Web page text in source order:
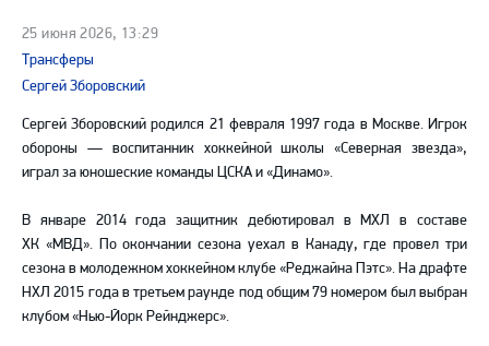
25 июня 2026, 13:29
Трансферы
Сергей Зборовский
Сергей Зборовский родился 21 февраля 1997 года в Москве. Игрок
обороны — воспитанник хоккейной школы «Северная звезда»,
играл за юношеские команды ЦСКА и «Динамо».
В январе 2014 года защитник дебютировал в МХЛ в составе
ХК «МВД». По окончании сезона уехал в Канаду, где провел три
сезона в молодежном хоккейном клубе «Реджайна Пэтс». На драфте
НХЛ 2015 года в третьем раунде под общим 79 номером был выбран
клубом «Нью-Йорк Рейнджерс».